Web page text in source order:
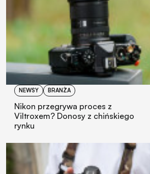
NEWSY BRANŻA
Nikon przegrywa proces z
Viltroxem? Donosy z chińskiego
rynku